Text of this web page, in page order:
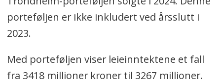
porteføljen er ikke inkludert ved årsslutt i
2023.
Med porteføljen viser leieinntektene et fall
fra 3418 millioner kroner til 3267 millioner.